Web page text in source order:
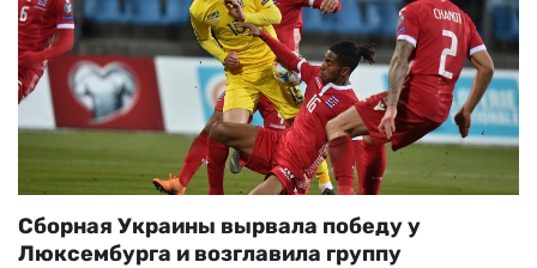
Сборная Украины вырвала победу у
Люксембурга и возглавила группу